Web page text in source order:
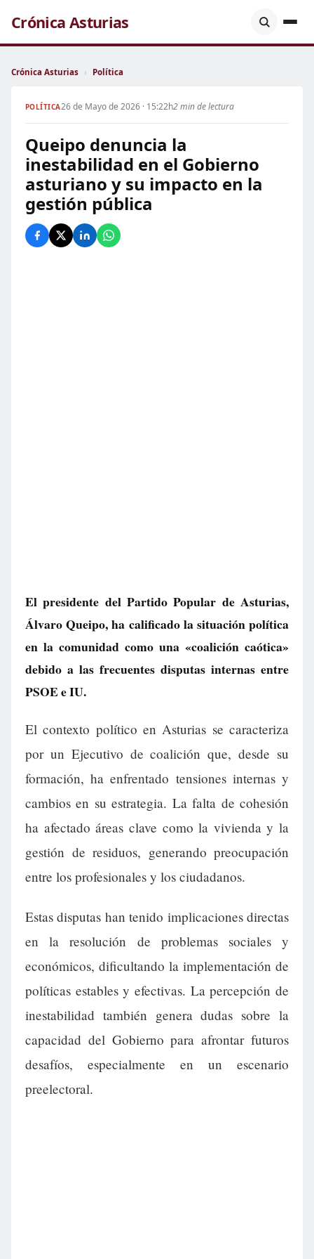
Crónica Asturias
Crónica Asturias › Política
POLÍTICA26 de Mayo de 2026 · 15:22h2 min de lectura
Queipo denuncia la
inestabilidad en el Gobierno
asturiano y su impacto en la
gestión pública
El presidente del Partido Popular de Asturias,
Álvaro Queipo, ha calificado la situación política
en la comunidad como una «coalición caótica»
debido a las frecuentes disputas internas entre
PSOE e IU.
El contexto político en Asturias se caracteriza
por un Ejecutivo de coalición que, desde su
formación, ha enfrentado tensiones internas y
cambios en su estrategia. La falta de cohesión
ha afectado áreas clave como la vivienda y la
gestión de residuos, generando preocupación
entre los profesionales y los ciudadanos.
Estas disputas han tenido implicaciones directas
en la resolución de problemas sociales y
económicos, dificultando la implementación de
políticas estables y efectivas. La percepción de
inestabilidad también genera dudas sobre la
capacidad del Gobierno para afrontar futuros
desafíos, especialmente en un escenario
preelectoral.